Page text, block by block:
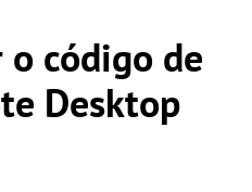
código de
Desktop